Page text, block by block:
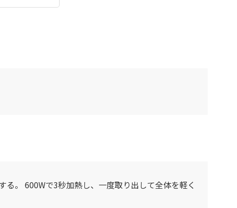
。 600Wで3秒加熱し、一度取り出して全体を軽く